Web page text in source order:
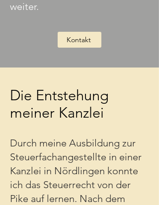
weiter.
Kontakt
Die Entstehung
meiner Kanzlei
Durch meine Ausbildung zur
Steuerfachangestellte in einer
Kanzlei in Nördlingen konnte
ich das Steuerrecht von der
Pike auf lernen. Nach dem